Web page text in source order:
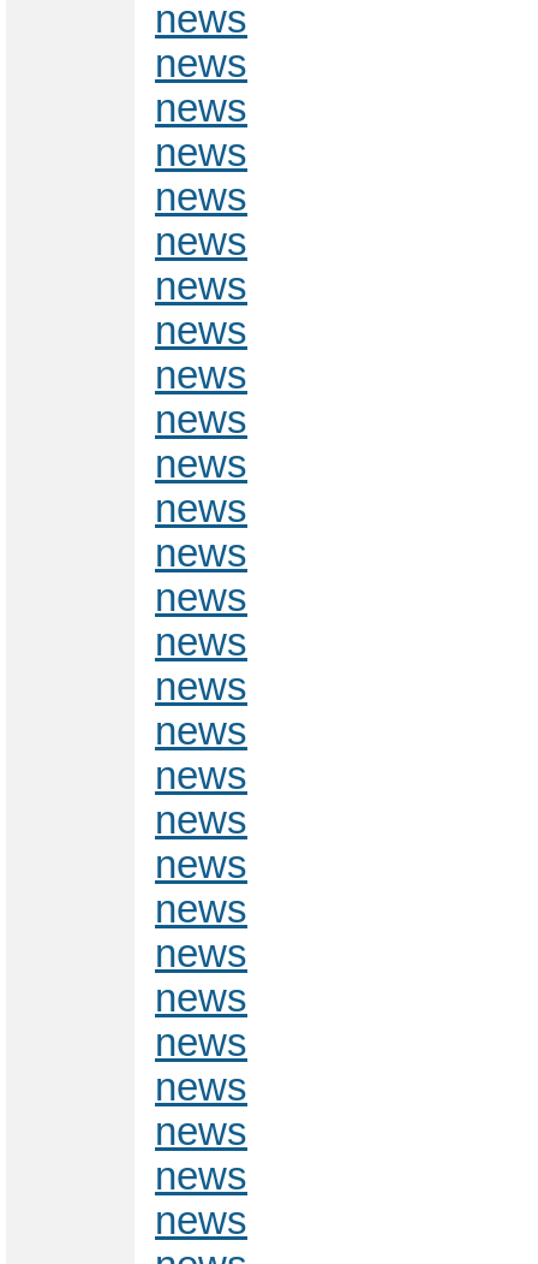
news
news
news
news
news
news
news
news
news
news
news
news
news
news
news
news
news
news
news
news
news
news
news
news
news
news
news
news